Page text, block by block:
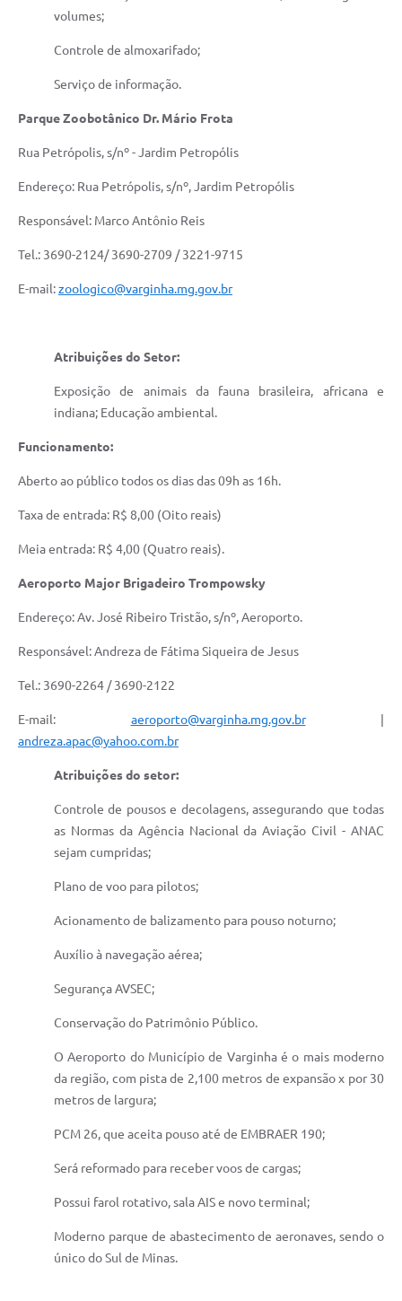
volumes;
Controle de almoxarifado;
Serviço de informação.
Parque Zoobotânico Dr. Mário Frota
Rua Petrópolis, s/nº - Jardim Petropólis
Endereço: Rua Petrópolis, s/nº, Jardim Petropólis
Responsável: Marco Antônio Reis
Tel.: 3690-2124/ 3690-2709 / 3221-9715
E-mail:zoologico@varginha.mg.gov.br
Atribuições do Setor:
Exposição de animais da fauna brasileira, africana e
indiana; Educação ambiental.
Funcionamento:
Aberto ao público todos os dias das 09h as 16h.
Taxa de entrada: R$ 8,00 (Oito reais)
Meia entrada: R$ 4,00 (Quatro reais).
Aeroporto Major Brigadeiro Trompowsky
Endereço: Av. José Ribeiro Tristão, s/nº, Aeroporto.
Responsável: Andreza de Fátima Siqueira de Jesus
Tel.: 3690-2264 / 3690-2122
E-mail: aeroporto@varginha.mg.gov.br|
andreza.apac@yahoo.com.br
Atribuições do setor:
Controle de pousos e decolagens, assegurando que todas
as Normas da Agência Nacional da Aviação Civil - ANAC
sejam cumpridas;
Plano de voo para pilotos;
Acionamento de balizamento para pouso noturno;
Auxílio à navegação aérea;
Segurança AVSEC;
Conservação do Patrimônio Público.
O Aeroporto do Município de Varginha é o mais moderno
da região, com pista de 2,100 metros de expansão x por 30
metros de largura;
PCM 26, que aceita pouso até de EMBRAER 190;
Será reformado para receber voos de cargas;
Possui farol rotativo, sala AIS e novo terminal;
Moderno parque de abastecimento de aeronaves, sendo o
único do Sul de Minas.